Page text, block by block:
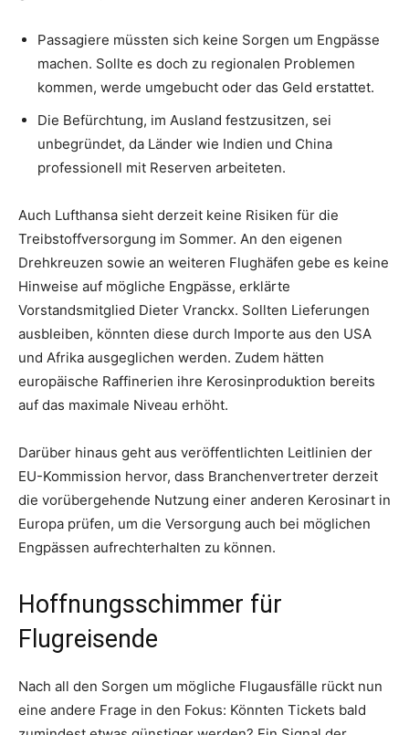
Passagiere müssten sich keine Sorgen um Engpässe
machen. Sollte es doch zu regionalen Problemen
kommen, werde umgebucht oder das Geld erstattet.
Die Befürchtung, im Ausland festzusitzen, sei
unbegründet, da Länder wie Indien und China
professionell mit Reserven arbeiteten.
Auch Lufthansa sieht derzeit keine Risiken für die
Treibstoffversorgung im Sommer. An den eigenen
Drehkreuzen sowie an weiteren Flughäfen gebe es keine
Hinweise auf mögliche Engpässe, erklärte
Vorstandsmitglied Dieter Vranckx. Sollten Lieferungen
ausbleiben, könnten diese durch Importe aus den USA
und Afrika ausgeglichen werden. Zudem hätten
europäische Raffinerien ihre Kerosinproduktion bereits
auf das maximale Niveau erhöht.
Darüber hinaus geht aus veröffentlichten Leitlinien der
EU-Kommission hervor, dass Branchenvertreter derzeit
die vorübergehende Nutzung einer anderen Kerosinart in
Europa prüfen, um die Versorgung auch bei möglichen
Engpässen aufrechterhalten zu können.
Hoffnungsschimmer für
Flugreisende
Nach all den Sorgen um mögliche Flugausfälle rückt nun
eine andere Frage in den Fokus: Könnten Tickets bald